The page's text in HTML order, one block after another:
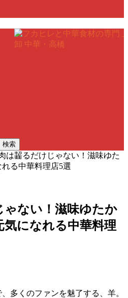
は齧るだけじゃない！滋味ゆた
る中華料理店5選
ゃない！滋味ゆたか
になれる中華料理
多くのファンを魅了する、羊。